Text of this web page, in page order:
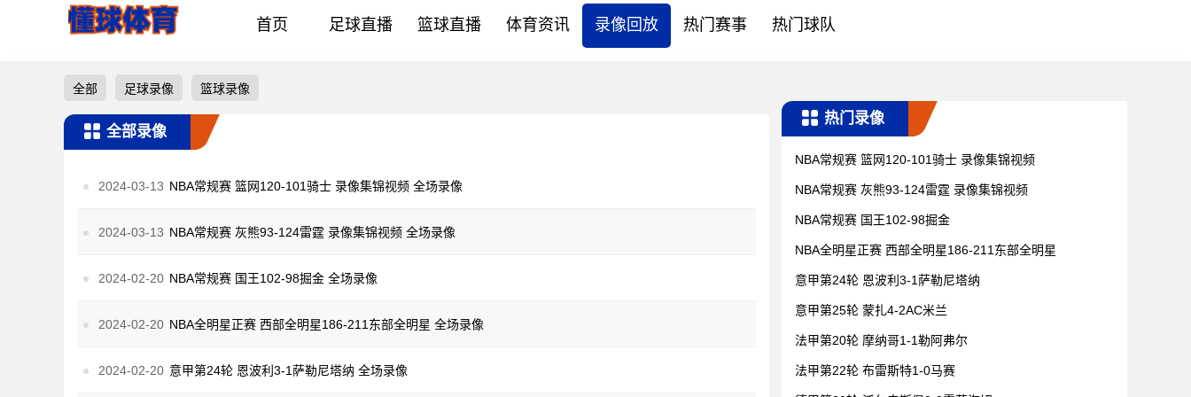
首页 足球直播 篮球直播 体育资讯 录像回放 热门赛事 热门球队
全部 足球录像 篮球录像
全部录像
2024-03-13 NBA常规赛 篮网120-101骑士 录像集锦视频 全场录像
2024-03-13 NBA常规赛 灰熊93-124雷霆 录像集锦视频 全场录像
2024-02-20 NBA常规赛 国王102-98掘金 全场录像
2024-02-20 NBA全明星正赛 西部全明星186-211东部全明星 全场录像
2024-02-20 意甲第24轮 恩波利3-1萨勒尼塔纳 全场录像
热门录像
NBA常规赛 篮网120-101骑士 录像集锦视频
NBA常规赛 灰熊93-124雷霆 录像集锦视频
NBA常规赛 国王102-98掘金
NBA全明星正赛 西部全明星186-211东部全明星
意甲第24轮 恩波利3-1萨勒尼塔纳
意甲第25轮 蒙扎4-2AC米兰
法甲第20轮 摩纳哥1-1勒阿弗尔
法甲第22轮 布雷斯特1-0马赛